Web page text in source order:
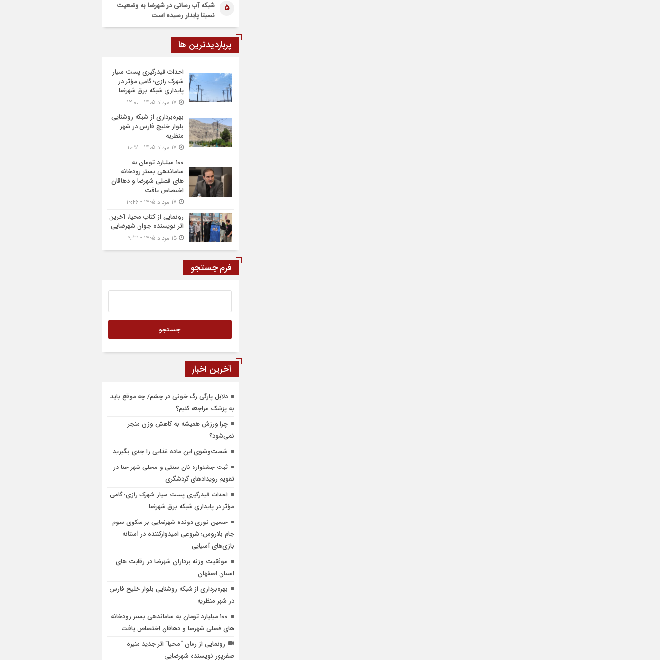
5
شبکه آب رسانی در شهرضا به وضعیت
نسبتا پایدار رسیده است
پربازدیدترین ها
احداث فیدرگیری پست سیار
شهرک رازی؛ گامی مؤثر در
پایداری شبکه برق شهرضا
بهره‌برداری از شبکه روشنایی
بلوار خلیج فارس در شهر
منظریه
۱۰۰ میلیارد تومان به
ساماندهی بستر رودخانه
های فصلی شهرضا و دهاقان
اختصاص یافت
رونمایی از کتاب محیا، آخرین
اثر نویسنده جوان شهرضایی
فرم جستجو
آخرین اخبار
دلایل پارگی رگ خونی در چشم/ چه موقع باید
به پزشک مراجعه کنیم؟
چرا ورزش همیشه به کاهش وزن منجر
نمی‌شود؟
شست‌وشوی این ماده غذایی را جدی بگیرید
ثبت جشنواره نان سنتی و محلی شهر حنا در
تقویم رویداد‌های گردشگری
احداث فیدرگیری پست سیار شهرک رازی؛ گامی
مؤثر در پایداری شبکه برق شهرضا
حسین نوری دونده شهرضایی بر سکوی سوم
جام بلاروس؛ شروعی امیدوارکننده در آستانه
بازی‌های آسیایی
موفقیت وزنه برداران شهرضا در رقابت های
استان اصفهان
بهره‌برداری از شبکه روشنایی بلوار خلیج فارس
در شهر منظریه
۱۰۰ میلیارد تومان به ساماندهی بستر رودخانه
های فصلی شهرضا و دهاقان اختصاص یافت
رونمایی از رمان “محیا” اثر جدید منیره
صفرپور نویسنده شهرضایی